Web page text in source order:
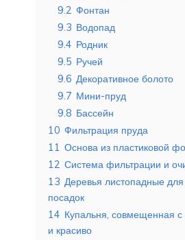
9.2 Фонтан
9.3 Водопад
9.4 Родник
9.5 Ручей
9.6 Декоративное болото
9.7 Мини-пруд
9.8 Бассейн
10 Фильтрация пруда
11 Основа из пластиковой
12 Система фильтрации и
13 Деревья листопадные
посадок
14 Купальня, совмещенная
и красиво